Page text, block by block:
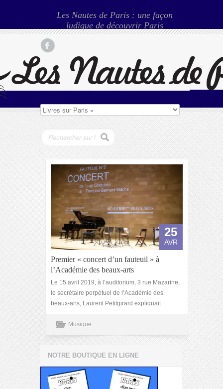
Les Nautes de Paris : une façon
ludique de découvrir Paris
25
AVR
Premier « concert d’un fauteuil » à
l’Académie des beaux-arts
Le 15 avril 2019, à l’auditorium, 3 rue Mazarine,
le secrétaire perpétuel de l’Académie des
beaux-arts, Laurent Petitgirard expliquait :
Musique
NOTRE BOUTIQUE EN LIGNE